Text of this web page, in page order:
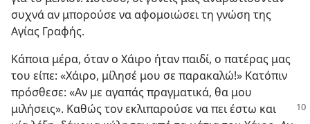
συχνά αν μπορούσε να αφομοιώσει τη γνώση της
Αγίας Γραφής.
Κάποια μέρα, όταν ο Χάιρο ήταν παιδί, ο πατέρας μας
του είπε: «Χάιρο, μίλησέ μου σε παρακαλώ!» Κατόπιν
πρόσθεσε: «Αν με αγαπάς πραγματικά, θα μου
μιλήσεις». Καθώς τον εκλιπαρούσε να πει έστω και